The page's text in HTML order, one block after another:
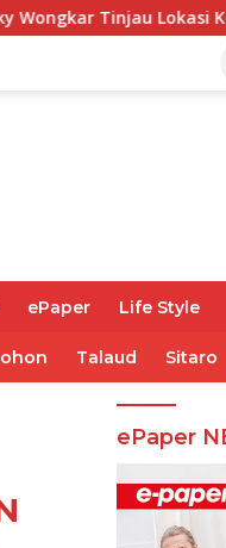
GMIM Imanuel
ePaper Life Style
Talaud Sitaro
ePaper